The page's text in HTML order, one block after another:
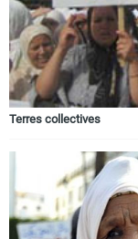
Terres collectives